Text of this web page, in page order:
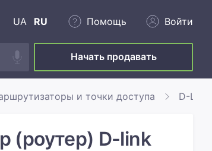
UA RU Помощь Войти
Начать продавать
и точки доступа D-Link
(роутер) D-link